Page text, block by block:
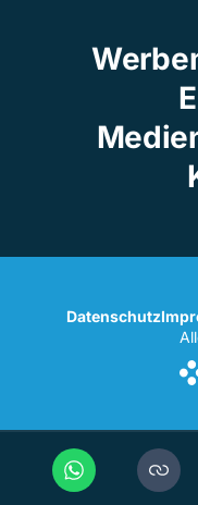
Datenschutz